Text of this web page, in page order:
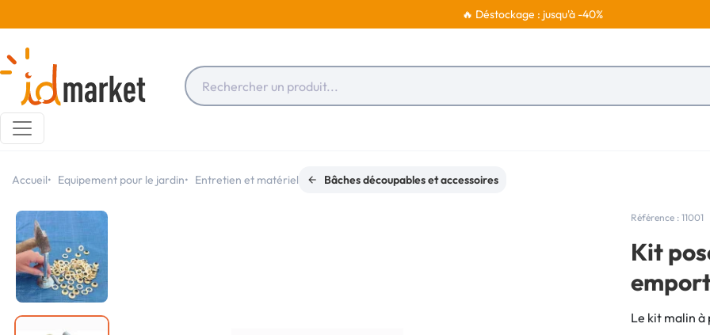
🔥 Déstockage : jusqu'à -40%
Accueil Equipement pour le jardin Entretien et matériel Bâches découpables et accessoires
Référence : 11001
Kit
Le kit malin à